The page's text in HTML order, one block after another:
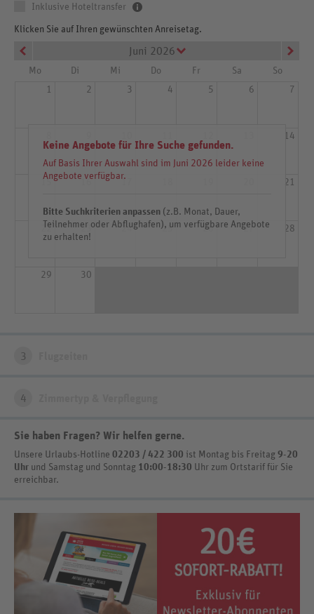
Inklusive Hoteltransfer
Klicken Sie auf Ihren gewünschten Anreisetag.
Keine Angebote für Ihre Suche gefunden.
Auf Basis Ihrer Auswahl sind im Juni 2026 leider keine
Angebote verfügbar.
Bitte Suchkriterien anpassen (z.B. Monat, Dauer,
Teilnehmer oder Abflughafen), um verfügbare Angebote
zu erhalten!
Juni 2026
Mo Di Mi Do Fr Sa
So
1
2 3 4 5 6 7
14
21
22 23 24 25 26 27 28
29 30
3
4
Sie haben Fragen? Wir helfen gerne.
Unsere Urlaubs-Hotline 02203 / 422 300 ist Montag bis Freitag 9-20
Uhr und Samstag und Sonntag 10:00-18:30 Uhr zum Ortstarif für Sie
erreichbar.